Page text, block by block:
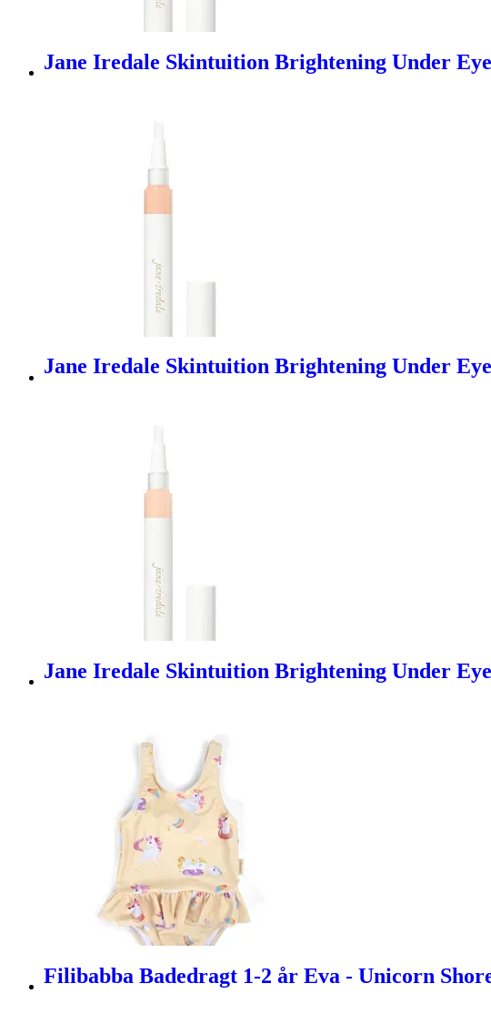
Jane Iredale Skintuition Brightening Under
Jane Iredale Skintuition Brightening Under
Jane Iredale Skintuition Brightening Under
Filibabba Badedragt 1-2 år Eva - Unicorn